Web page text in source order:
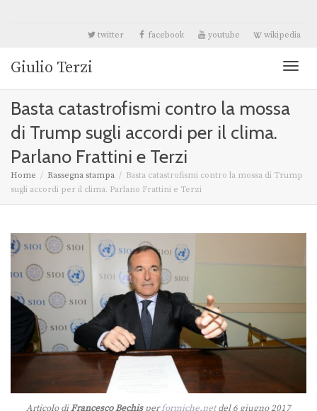
twitter facebook youtube wikipedia
Giulio Terzi
Basta catastrofismi contro la mossa
di Trump sugli accordi per il clima.
Parlano Frattini e Terzi
Home Rassegna stampa
Basta catastrofismi contro la mossa di Trump
sugli accordi per il clima. Parlano Frattini e Terzi
Articolo diFrancesco Bechisperformiche.netdel 6 giugno 2017